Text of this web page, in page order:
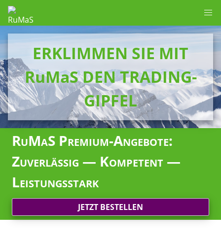
ERKLIMMEN SIE MIT
RuMaS DEN TRADING-
GIPFEL
RuMaS Premium-Angebote:
Zuverlässig — Kompetent —
Leistungsstark
JETZT BESTELLEN